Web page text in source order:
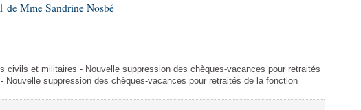
de Mme Sandrine Nosbé
civils et militaires - Nouvelle suppression des chèques-vacances pour retraités
Nouvelle suppression des chèques-vacances pour retraités de la fonction